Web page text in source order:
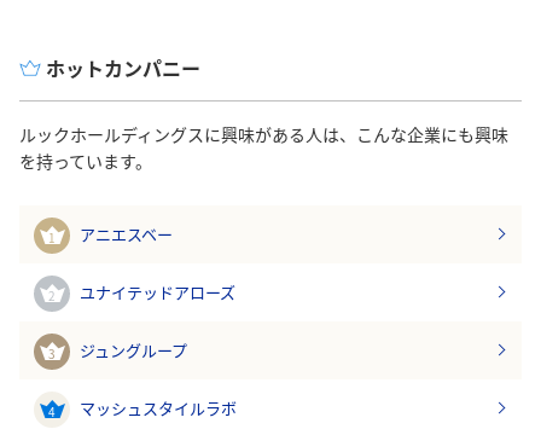
ホットカンパニー
ルックホールディングスに興味がある人は、こんな企業にも興味
を持っています。
1 アニエスベー
2 ユナイテッドアローズ
3 ジュングループ
4 マッシュスタイルラボ